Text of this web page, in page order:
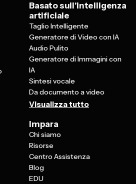
Basato sull'intelligenza
artificiale
Taglio Intelligente
Generatore di Video con IA
Audio Pulito
Generatore di Immagini con
IA
Sintesi vocale
Da documento a video
Visualizza tutto
Impara
Chi siamo
Risorse
Centro Assistenza
Blog
EDU